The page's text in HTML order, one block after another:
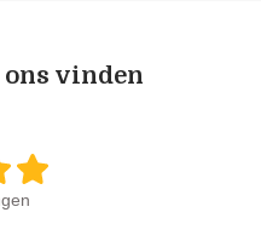
ons vinden